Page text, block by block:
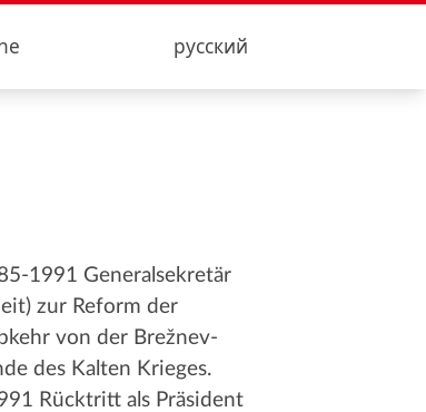
русский
1991 Generalsekretär
zur Reform der
von der Brežnev-
des Kalten Krieges.
Rücktritt als Präsident